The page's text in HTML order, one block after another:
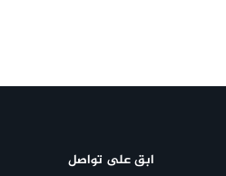
ابق على تواصل